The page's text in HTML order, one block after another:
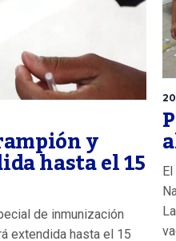
y
hasta el 15
de inmunización
extendida hasta el 15